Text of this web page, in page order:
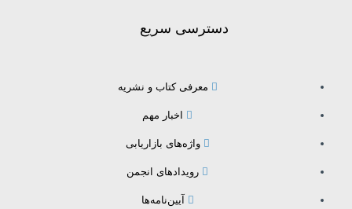
دسترسی سریع
معرفی کتاب و نشریه
اخبار مهم
واژه‌های بازاریابی
رویدادهای انجمن
آیین‌نامه‌ها